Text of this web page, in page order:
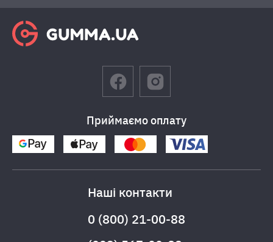
Приймаємо оплату
Наші контакти
0 (800) 21-00-88